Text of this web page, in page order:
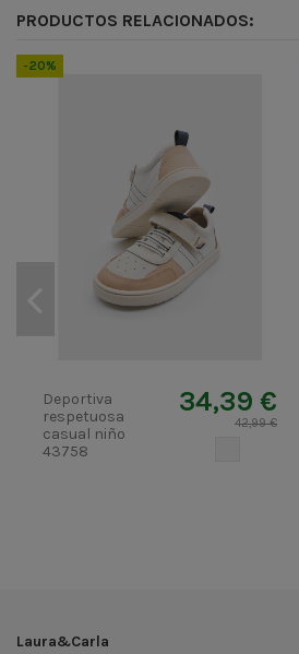
Codigo
ean13
PRODUCTOS RELACIONADOS:
-20%
Deportiva
respetuosa
casual niño
43758
34,39 €
42,99 €
Laura&Carla